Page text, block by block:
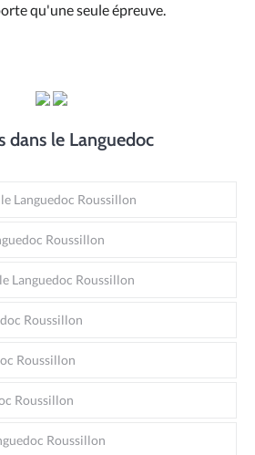
qu'une seule épreuve.
dans le Languedoc
Languedoc Roussillon
Roussillon
Languedoc Roussillon
Roussillon
Roussillon
Roussillon
Roussillon